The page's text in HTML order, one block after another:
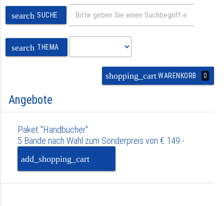
search SUCHE
search THEMA
shopping_cartWARENKORB 0
Angebote
Paket "Handbücher"
5 Bände nach Wahl zum Sonderpreis von € 149.-
add_shopping_cart